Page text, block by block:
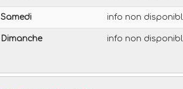
Samedi info non
Dimanche info non